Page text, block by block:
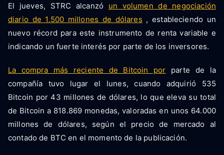
El jueves, STRC alcanzó un volumen de negociación
diario de 1.500 millones de dólares , estableciendo un
nuevo récord para este instrumento de renta variable e
indicando un fuerte interés por parte de los inversores.
La compra más reciente de Bitcoin por parte de la
compañía tuvo lugar el lunes, cuando adquirió 535
Bitcoin por 43 millones de dólares, lo que eleva su total
de Bitcoin a 818.869 monedas, valoradas en unos 64.000
millones de dólares, según el precio de mercado al
contado de BTC en el momento de la publicación.